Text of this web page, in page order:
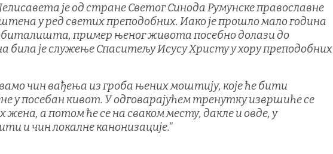
је од стране Светог Синода Румунске православне
у ред светих преподобних. Иако је прошло мало година
пример њеног живота посебно долази до
била је служење Спаситељу Исусу Христу у хору преподобних
чин вађења из гроба њених моштију, које ће бити
у посебан кивот. У одговарајућем тренутку извршиће се
а потом ће се на сваком месту, дакле и овде, у
и чин локалне канонизације."